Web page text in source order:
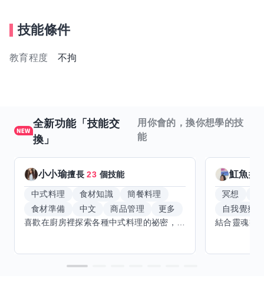
技能條件
教育程度 不拘
全新功能「技能交
換」
用你會的，換你想學的技
能
小小瑜擅長23 個技能
中式料理 食材知識
簡餐料理
食材準備
中文 商品管理
更多
魟魚擅
冥想
自我覺察